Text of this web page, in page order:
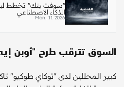
"سوفت بنك" تخطط
الذكاء الاصطناعي
Mon, 11 2026
السوق تترقب طرح "أوبن
كبير المحللين لدى "توكاي طوكيو"